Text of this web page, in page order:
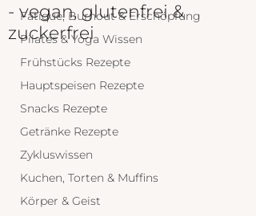
Fatique, Burnout & Erschöpfung
Pilates & Yoga Wissen
Frühstücks Rezepte
Hauptspeisen Rezepte
Snacks Rezepte
Getränke Rezepte
Zykluswissen
Kuchen, Torten & Muffins
Körper & Geist
- vegan, glutenfrei &
zuckerfrei